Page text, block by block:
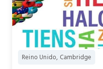
Reino Unido, Cambridge